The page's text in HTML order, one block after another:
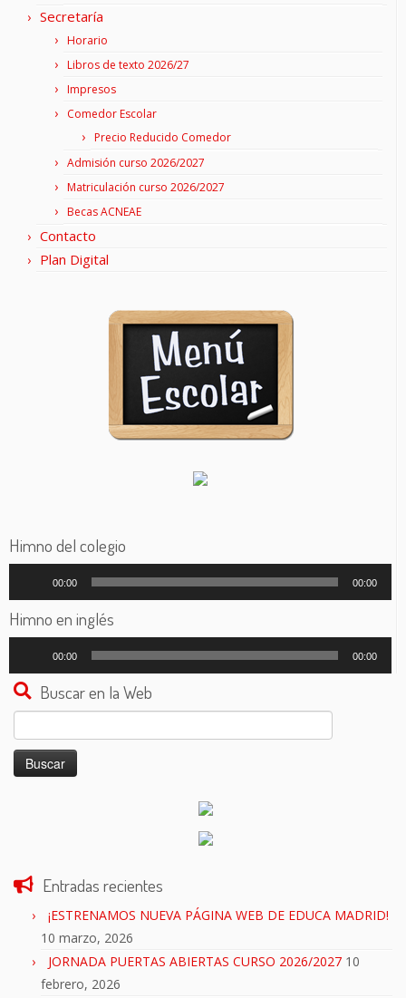
Secretaría
Horario
Libros de texto 2026/27
Impresos
Comedor Escolar
Precio Reducido Comedor
Admisión curso 2026/2027
Matriculación curso 2026/2027
Becas ACNEAE
Contacto
Plan Digital
Himno del colegio
audio
00:00 00:00
Himno en inglés
audio
00:00 00:00
Buscar en la Web
Entradas recientes
¡ESTRENAMOS NUEVA PÁGINA WEB DE EDUCA MADRID!
10 marzo, 2026
JORNADA PUERTAS ABIERTAS CURSO 2026/2027 10
febrero, 2026